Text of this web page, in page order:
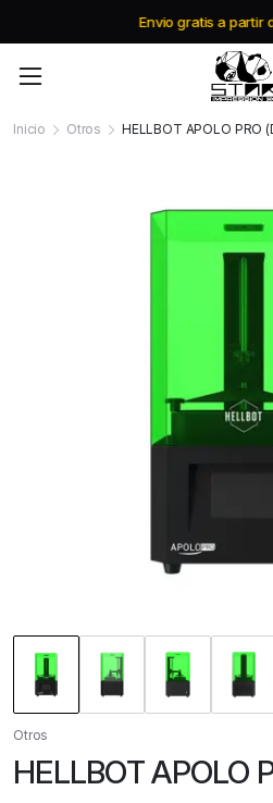
Envio gratis a partir
Inicio Otros HELLBOT APOLO PRO
Otros
HELLBOT APOLO